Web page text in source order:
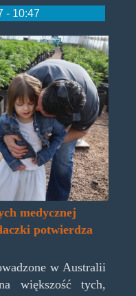
- 10:47
medycznej
potwierdza
w Australii
większość tych,